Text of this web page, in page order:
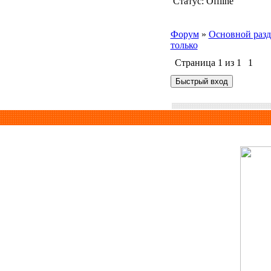
Форум » Основной
только
Страница 1 из 1 1